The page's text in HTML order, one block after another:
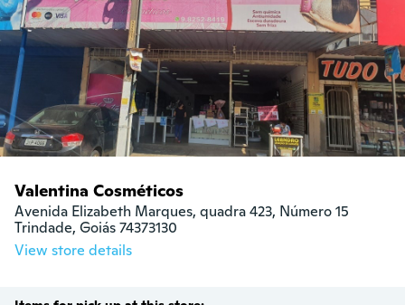
Valentina Cosméticos
Avenida Elizabeth Marques, quadra 423, Número 15
Trindade, Goiás 74373130
View store details